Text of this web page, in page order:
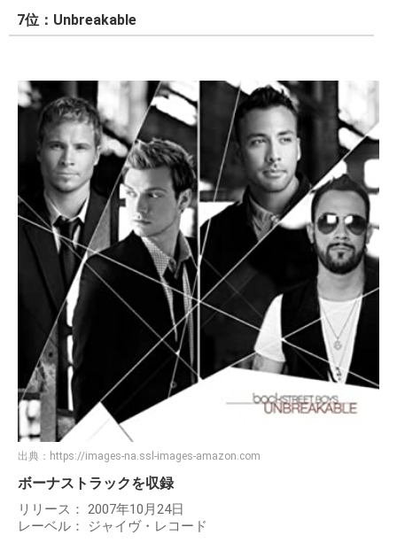
7位：Unbreakable
出典： https://images-na.ssl-images-amazon.com
ボーナストラックを収録
リリース： 2007年10月24日
レーベル： ジャイヴ・レコード